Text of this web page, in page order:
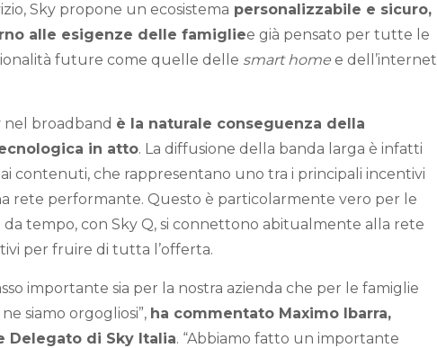
Sky propone un ecosistema personalizzabile e sicuro,
alle esigenze delle famigliee già pensato per tutte le
future come quelle delle smart home e dell’internet
nel broadband è la naturale conseguenza della
in atto. La diffusione della banda larga è infatti
contenuti, che rappresentano uno tra i principali incentivi
rete performante. Questo è particolarmente vero per le
da tempo, con Sky Q, si connettono abitualmente alla rete
per fruire di tutta l’offerta.
importante sia per la nostra azienda che per le famiglie
siamo orgogliosi”, ha commentato Maximo Ibarra,
Delegato di Sky Italia. “Abbiamo fatto un importante